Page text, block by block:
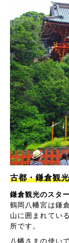
古都・鎌倉観
鎌倉観光のスタ
鶴岡八幡宮は鎌
山に囲まれてい
所です。
八幡さまの使い